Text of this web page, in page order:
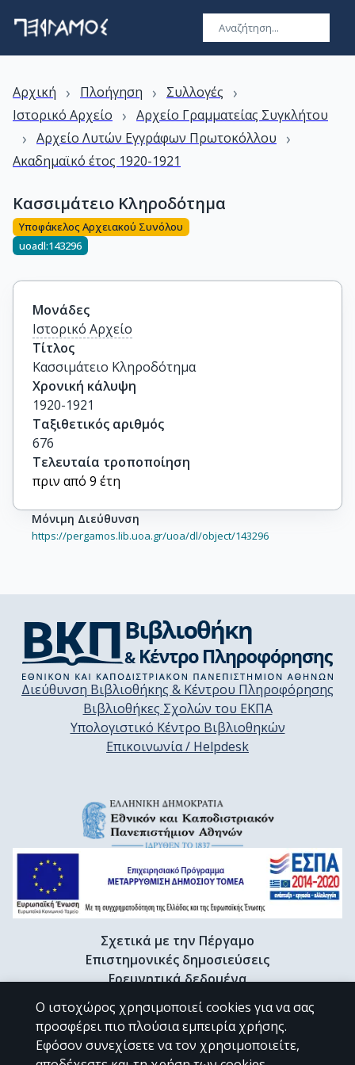
Αρχική › Πλοήγηση › Συλλογές ›
Ιστορικό Αρχείο › Αρχείο Γραμματείας Συγκλήτου
› Αρχείο Λυτών Εγγράφων Πρωτοκόλλου ›
Ακαδημαϊκό έτος 1920-1921
Κασσιμάτειο Κληροδότημα
Υποφάκελος Αρχειακού Συνόλου
uoadl:143296
Μονάδες
Ιστορικό Αρχείο
Τίτλος
Κασσιμάτειο Κληροδότημα
Χρονική κάλυψη
1920-1921
Ταξιθετικός αριθμός
676
Τελευταία τροποποίηση
πριν από 9 έτη
Μόνιμη Διεύθυνση
https://pergamos.lib.uoa.gr/uoa/dl/object/143296
Διεύθυνση Βιβλιοθήκης & Κέντρου Πληροφόρησης
Βιβλιοθήκες Σχολών του ΕΚΠΑ
Υπολογιστικό Κέντρο Βιβλιοθηκών
Επικοινωνία / Helpdesk
Σχετικά με την Πέργαμο
Επιστημονικές δημοσιεύσεις
Ερευνητικά δεδομένα
Διδακτορικές διατριβές & Γκρίζα βιβλιογραφία
Προφίλ Ερευνητή
Ο ιστοχώρος χρησιμοποιεί cookies για να σας
προσφέρει πιο πλούσια εμπειρία χρήσης.
Εφόσον συνεχίσετε να τον χρησιμοποιείτε,